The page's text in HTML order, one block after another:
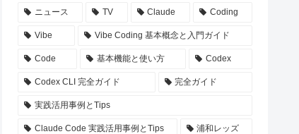
ニュース TV Claude Coding
Vibe Vibe Coding 基本概念と入門ガイド
Code 基本機能と使い方 Codex
Codex CLI 完全ガイド 完全ガイド
実践活用事例とTips
Claude Code 実践活用事例とTips 浦和レッズ